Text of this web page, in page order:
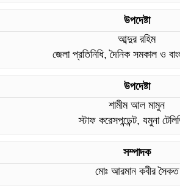
উপদেষ্টা
আব্দুর রহিম
জেলা প্রতিনিধি, দৈনিক সমকাল ও
উপদেষ্টা
শামীম আল মামুন
স্টাফ করেসপন্ডেন্ট, যমুনা
সম্পাদক
মোঃ আরমান কবীর সৈকত